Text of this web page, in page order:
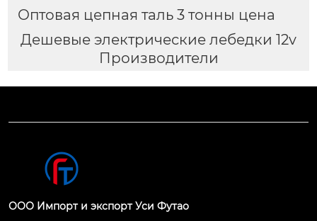
Оптовая цепная таль 3 тонны цена
Дешевые электрические лебедки 12v
Производители
ООО Импорт и экспорт Уси Футао